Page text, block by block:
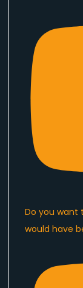
Do you want
would have